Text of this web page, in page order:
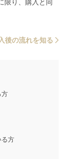
限り、購入と同
後の流れを知る
方
る方